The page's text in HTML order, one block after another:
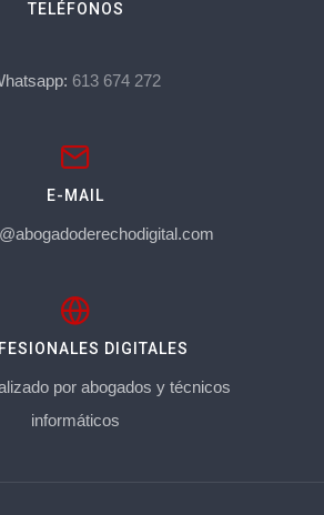
TELÉFONOS
613 674 272
E-MAIL
DIGITALES
por abogados y técnicos
informáticos